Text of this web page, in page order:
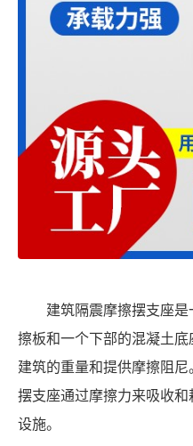
建筑隔震摩擦摆支座
擦板和一个下部的混凝土
建筑的重量和提供摩擦阻
摆支座通过摩擦力来吸收
设施。